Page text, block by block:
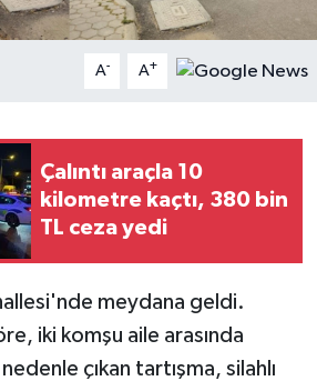
A- A+
Çalıntı araçla 10
kilometre kaçtı, 380 bin
TL ceza yedi
meydana geldi.
iki komşu aile arasında
çıkan tartışma, silahlı